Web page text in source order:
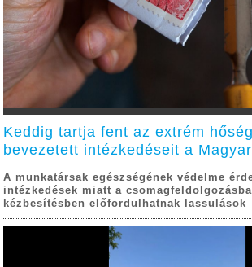
Keddig tartja fent az extrém
bevezetett intézkedéseit a
A munkatársak egészségének védelme
intézkedések miatt a
kézbesítésben előfordulhatnak lassulások